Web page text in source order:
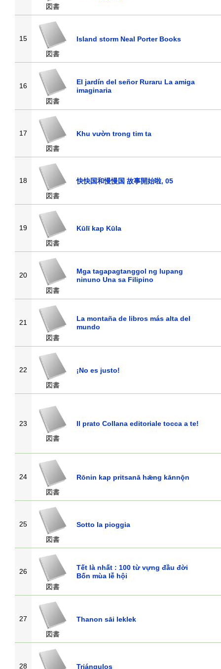
図書
15
図書
Island storm Neal Porter Books
16
図書
El jardín del señor Ruraru La amiga
imaginaria
17
図書
Khu vườn trong tim ta
18
図書
快快国和慢慢国 故事開始啦, 05
19
図書
Kūlī kap Kūla
20
図書
Mga tagapagtanggol ng lupang
ninuno Una sa Filipino
21
図書
La montaña de libros más alta del
mundo
22
図書
¡No es justo!
23
図書
Il prato Collana editoriale tocca a te!
24
図書
Rōnin kap pritsanā hǣng kānnǭn
25
図書
Sotto la pioggia
26
図書
Tết là nhất : 100 từ vựng đầu đời
Bốn mùa lễ hội
27
図書
Thanon sāi leklek
28 Triángulos